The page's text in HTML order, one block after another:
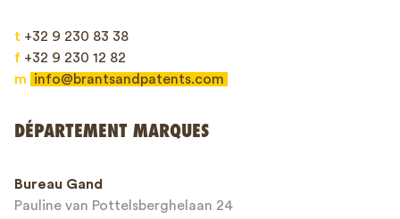
This site is protected by reCAPTCHA and the Google
t +32 9 230 83 38
f +32 9 230 12 82
m
info@brantsandpatents.com
DÉPARTEMENT MARQUES
Bureau Gand
Pauline van Pottelsberghelaan 24